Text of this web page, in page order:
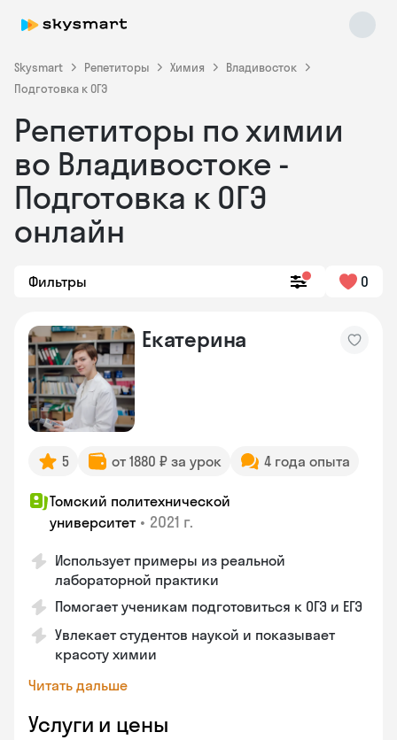
Skysmart Репетиторы Химия
Владивосток
Подготовка к ОГЭ
Репетиторы по химии
во Владивостоке -
Подготовка к ОГЭ
онлайн
Фильтры 0
Екатерина
5 от 1880 ₽ за урок 4 года опыта
Томский политехнической
университет • 2021 г.
Использует примеры из реальной
лабораторной практики
Помогает ученикам подготовиться к ОГЭ и ЕГЭ
Увлекает студентов наукой и показывает
красоту химии
Читать дальше
Услуги и цены
Skysmart Chat